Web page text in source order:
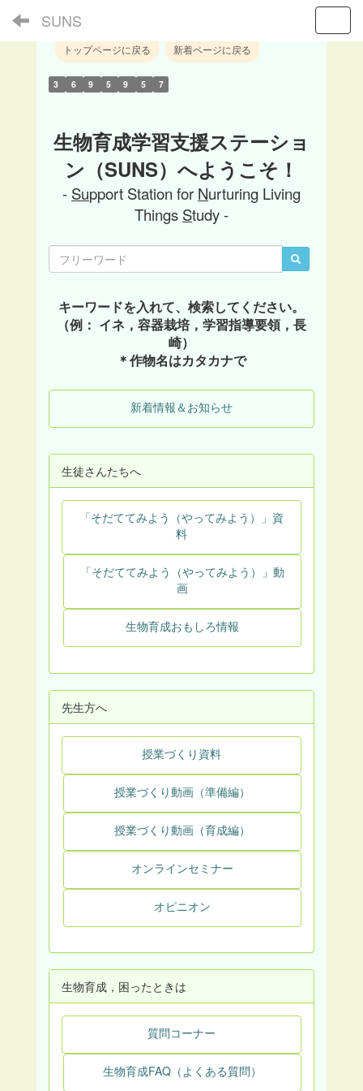
SUNS
トップページに戻る 新着ページに戻る
3 6 9 5 9 5 7
生物育成学習支援ステーショ
ン（SUNS）へようこそ！
- Support Station for Nurturing Living
Things Study -
キーワードを入れて、検索してください。
（例： イネ，容器栽培，学習指導要領，長
崎）
＊作物名はカタカナで
新着情報＆お知らせ
生徒さんたちへ
「そだててみよう（やってみよう）」資
料
「そだててみよう（やってみよう）」動
画
生物育成おもしろ情報
先生方へ
授業づくり資料
授業づくり動画（準備編）
授業づくり動画（育成編）
オンラインセミナー
オピニオン
生物育成，困ったときは
質問コーナー
生物育成FAQ（よくある質問）